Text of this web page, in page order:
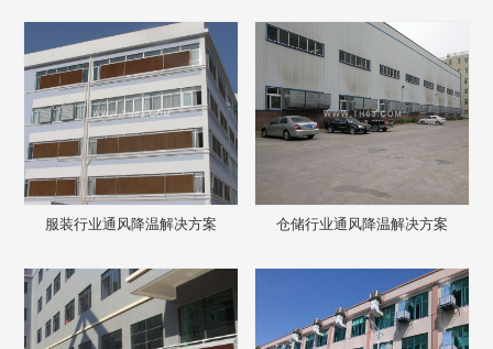
服装行业通风降温解决方案 仓储行业通风降温解决方案